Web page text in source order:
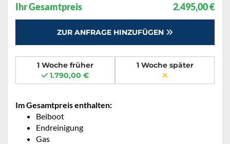
Ihr Gesamtpreis 2.495,00 €
ZUR ANFRAGE HINZUFÜGEN
1 Woche früher
1.790,00 €
1 Woche später
Im Gesamtpreis enthalten:
Beiboot
Endreinigung
Gas